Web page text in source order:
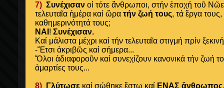
7) Συνέχισαν οἱ τότε ἄνθρωποι, στήν ἐποχή τοῦ Νῶε
τελευταῖα ἡμέρα καί ὥρα τήν ζωή τους, τά ἔργα τους,
καθημερινότητά τους;
ΝΑΙ ! Συνέχισαν.
Καί μάλιστα μέχρι καί τήν τελευταῖα στιγμή πρίν
-Ἔτσι ἀκριβῶς καί σήμερα...
Ὅλοι ἀδιαφοροῦν καί συνεχίζουν κανονικά τήν ζωή
ἁμαρτίες τους...
8) Γλύτωσε καί σώθηκε ἔστω καί ΕΝΑΣ ἄνθρωπος